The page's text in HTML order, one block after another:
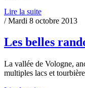
Lire la suite
/ Mardi 8 octobre 2013
Les belles
La vallée de Vologne,
multiples lacs et